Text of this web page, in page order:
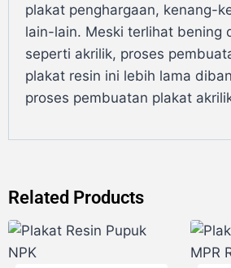
plakat penghargaan, kenang-
lain-lain. Meski terlihat bening
seperti akrilik, proses
plakat resin ini lebih lama
proses pembuatan plakat
Related Products